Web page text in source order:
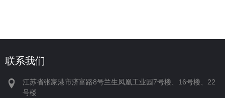
联系我们
江苏省张家港市济富路8号兰生凤凰工业园7号楼、16号楼、22
号楼